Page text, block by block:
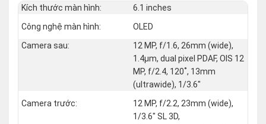
Kích thước màn hình:
6.1 inches
Công nghệ màn hình:
OLED
Camera sau:
12 MP, f/1.6, 26mm (wide),
1.4µm, dual pixel PDAF, OIS 12
MP, f/2.4, 120˚, 13mm
(ultrawide), 1/3.6"
Camera trước:
12 MP, f/2.2, 23mm (wide),
1/3.6" SL 3D,